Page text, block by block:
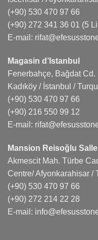
(+90) 530 470 97 66
(+90) 272 341 36 01 (5
E-mail:
Magasin d’Istanbul
Fenerbahçe, Bağdat
Kadıköy / İstanbul /
(+90) 530 470 97 66
(+90) 216 550 99 12
E-mail:
Mansion Reisoğlu
Akmescit Mah. Türbe
Centre/ Afyonkarahisar /
(+90) 530 470 97 66
(+90) 272 214 22 28
E-mail: